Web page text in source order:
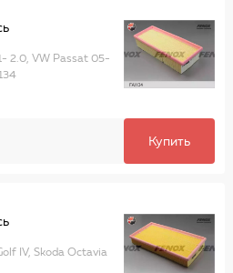
2.0, VW Passat 05-
Купить
IV, Skoda Octavia